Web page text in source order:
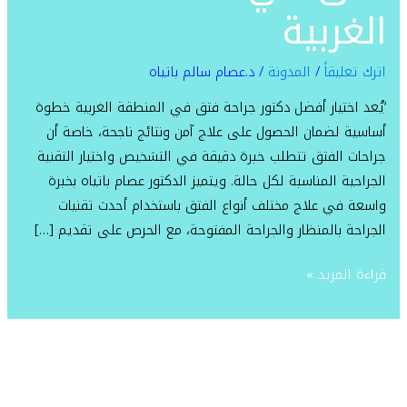
الغربية
اترك تعليقاً/ المدونة /د.عصام سالم باتياه
‘يُعد اختيار أفضل دكتور جراحة فتق في المنطقة الغربية خطوة
أساسية لضمان الحصول على علاج آمن ونتائج ناجحة، خاصة أن
جراحات الفتق تتطلب خبرة دقيقة في التشخيص واختيار التقنية
الجراحية المناسبة لكل حالة. ويتميز الدكتور عصام باتياه بخبرة
واسعة في علاج مختلف أنواع الفتق باستخدام أحدث تقنيات
الجراحة بالمنظار والجراحة المفتوحة، مع الحرص على تقديم […]
الغربية
قراءة المزيد »